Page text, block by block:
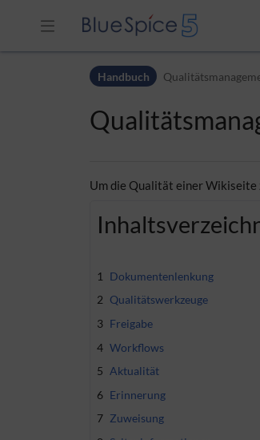
Zur Hauptnavigation
Zum Arbeitsbereich
Handbuch
Um die Qualität einer Wikiseite
1
Dokumentenlenkung
2 Qualitätswerkzeuge
3 Freigabe
4 Workflows
5 Aktualität
6 Erinnerung
7 Zuweisung